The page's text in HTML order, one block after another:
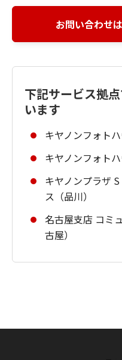
お問い合わせ
下記サービス拠
います
キヤノンフォト
キヤノンフォト
キヤノンプラザ
ス（品川）
名古屋支店 コミ
古屋）